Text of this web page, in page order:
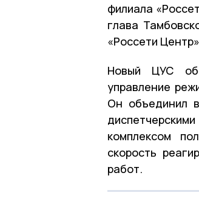
филиала
глава
«Россети
Новый ЦУС
управление
Он объединил
комплексом
скорость
работ.